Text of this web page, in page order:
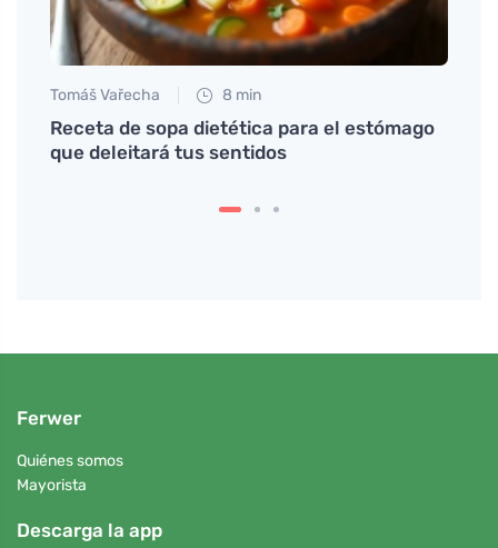
Tomáš Vařecha 8 min
Receta de sopa dietética para el estómago
que deleitará tus sentidos
Ferwer
Quiénes somos
Mayorista
Descarga la app